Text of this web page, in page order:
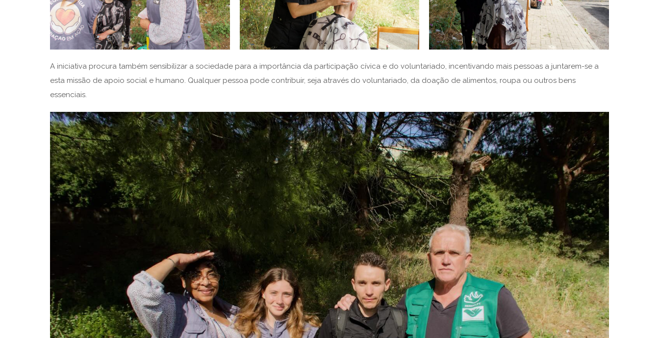
A iniciativa procura também sensibilizar a sociedade para a importância da participação cívica e do voluntariado, incentivando mais pessoas a juntarem-se a
esta missão de apoio social e humano. Qualquer pessoa pode contribuir, seja através do voluntariado, da doação de alimentos, roupa ou outros bens
essenciais.